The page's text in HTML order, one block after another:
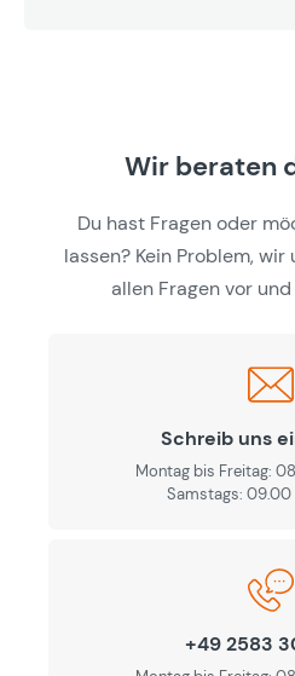
Wir beraten
Du hast Fragen oder
lassen? Kein Problem,
allen Fragen vor
Schreib uns
Montag bis Freitag:
Samstags: 09.00
+49 2583